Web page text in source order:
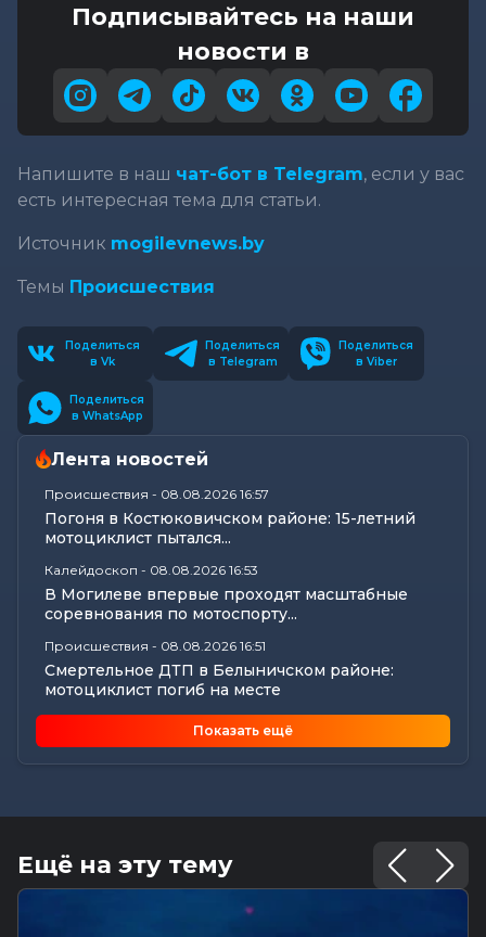
Подписывайтесь на наши
новости в
Напишите в наш чат-бот в Telegram, если у вас
есть интересная тема для статьи.
Источник mogilevnews.by
Темы Происшествия
Поделиться
в Vk
Поделиться
в Telegram
Поделиться
в Viber
Поделиться
в WhatsApp
Лента новостей
Происшествия - 08.08.2026 16:57
Погоня в Костюковичском районе: 15-летний
мотоциклист пытался...
Калейдоскоп - 08.08.2026 16:53
В Могилеве впервые проходят масштабные
соревнования по мотоспорту...
Происшествия - 08.08.2026 16:51
Смертельное ДТП в Белыничском районе:
мотоциклист погиб на месте
Погода 9 августа в Могилевской области: без
осадков и комфортные...
Готовим вкусно | медальоны из говядины, салат
Калейдоскоп -08.08.2026 06:30
инструкции по управлению судьбой
Показать ещё
Ещё на эту тему